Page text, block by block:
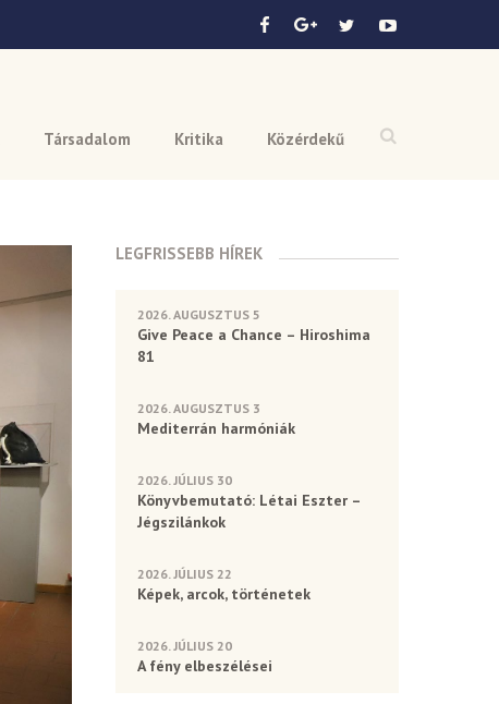
Társadalom Kritika Közérdekű
LEGFRISSEBB HÍREK
2026. AUGUSZTUS 5
Give Peace a Chance – Hiroshima
81
2026. AUGUSZTUS 3
Mediterrán harmóniák
2026. JÚLIUS 30
Könyvbemutató: Létai Eszter –
Jégszilánkok
2026. JÚLIUS 22
Képek, arcok, történetek
2026. JÚLIUS 20
A fény elbeszélései